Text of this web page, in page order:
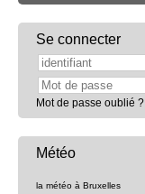
Se connecter
Mot de passe oublié ?
Météo
la météo à Bruxelles